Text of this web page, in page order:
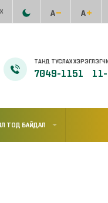
ТАНД ТУСЛАХ
7049-1151
ТОД БАЙДАЛ